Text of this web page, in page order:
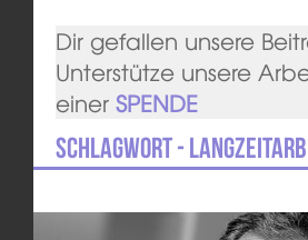
Dir gefallen unsere
Unterstütze unsere
einer SPENDE
Schlagwort -